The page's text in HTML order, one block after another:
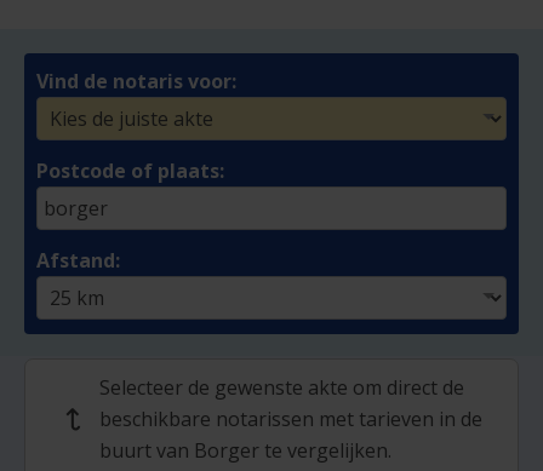
Vind de notaris voor:
Postcode of plaats:
Afstand:
↩
Selecteer de gewenste akte om direct de
beschikbare notarissen met tarieven in de
buurt van Borger te vergelijken.